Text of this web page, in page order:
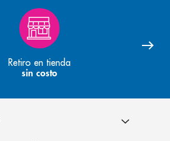
Retiro en tienda
sin costo